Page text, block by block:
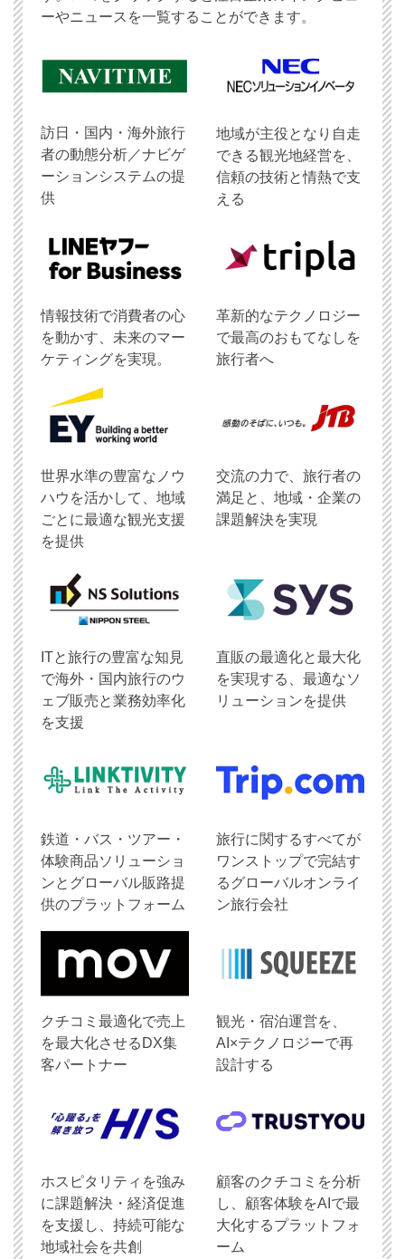
ーやニュースを一覧することができます。
訪日・国内・海外旅行
者の動態分析／ナビゲ
ーションシステムの提
供
地域が主役となり自走
できる観光地経営を、
信頼の技術と情熱で支
える
情報技術で消費者の心
を動かす、未来のマー
ケティングを実現。
革新的なテクノロジー
で最高のおもてなしを
旅行者へ
世界水準の豊富なノウ
ハウを活かして、地域
ごとに最適な観光支援
を提供
交流の力で、旅行者の
満足と、地域・企業の
課題解決を実現
ITと旅行の豊富な知見
で海外・国内旅行のウ
ェブ販売と業務効率化
を支援
直販の最適化と最大化
を実現する、最適なソ
リューションを提供
鉄道・バス・ツアー・
体験商品ソリューショ
ンとグローバル販路提
供のプラットフォーム
旅行に関するすべてが
ワンストップで完結す
るグローバルオンライ
ン旅行会社
クチコミ最適化で売上
を最大化させるDX集
客パートナー
観光・宿泊運営を、
AI×テクノロジーで再
設計する
ホスピタリティを強み
に課題解決・経済促進
を支援し、持続可能な
地域社会を共創
顧客のクチコミを分析
し、顧客体験をAIで最
大化するプラットフォ
ーム